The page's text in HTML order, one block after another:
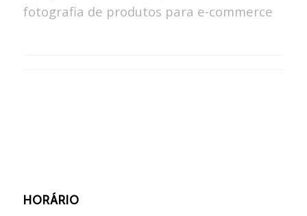
fotografia de produtos para e-commerce
HORÁRIO